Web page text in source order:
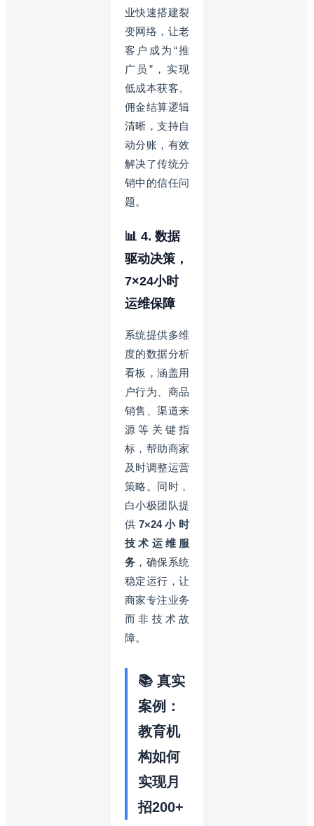
业快速搭建裂
变网络，让老
客户成为“推
广员”，实现
低成本获客。
佣金结算逻辑
清晰，支持自
动分账，有效
解决了传统分
销中的信任问
题。
📊 4. 数据
驱动决策，
7×24小时
运维保障
系统提供多维
度的数据分析
看板，涵盖用
户行为、商品
销售、渠道来
源等关键指
标，帮助商家
及时调整运营
策略。同时，
白小极团队提
供 7×24小时
技术运维服
务 ，确保系统
稳定运行，让
商家专注业务
而非技术故
障。
📚 真实
案例：
教育机
构如何
实现月
招200+